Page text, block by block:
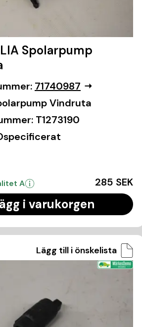
Spolarpump
71740987
Vindruta
T1273190
A 285 SEK
i varukorgen
Lägg till i önskelista